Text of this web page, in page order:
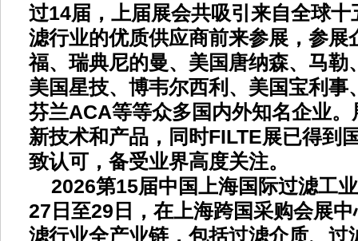
过14届，上届展会共吸引来自全球
滤行业的优质供应商前来参展，参
福、瑞典尼的曼、美国唐纳森、马
美国星技、博韦尔西利、美国宝利事
芬兰ACA等等众多国内外知名企业。
新技术和产品，同时FILTE展已得到
致认可，备受业界高度关注。
2026第15届中国上海国际过滤工
27 日至29日，在上海跨国采购会展
滤行业全产业链，包括过滤介质、过